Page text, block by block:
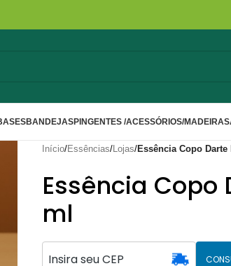
BANDEJASPINGENTES /ACESSÓRIOS/MADEIRA
Início/Essências/Lojas/Essência Copo Darte
Essência Copo
ml